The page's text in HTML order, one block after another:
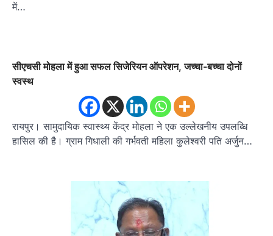
में…
सीएचसी मोहला में हुआ सफल सिजेरियन ऑपरेशन, जच्चा-बच्चा दोनों
स्वस्थ
रायपुर। सामुदायिक स्वास्थ्य केंद्र मोहला ने एक उल्लेखनीय उपलब्धि
हासिल की है। ग्राम गिधाली की गर्भवती महिला कुलेश्वरी पति अर्जुन…